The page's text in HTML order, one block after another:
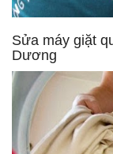
Sửa máy giặt
Dương